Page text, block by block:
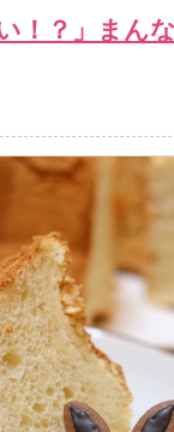
！？」まん